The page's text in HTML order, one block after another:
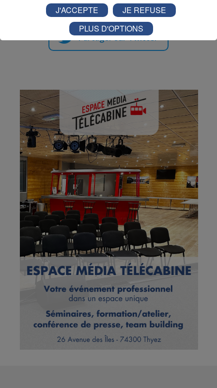
Partager sur Twitter
J'ACCEPTE
JE REFUSE
PLUS D'OPTIONS